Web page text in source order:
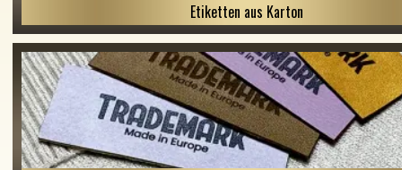
Etiketten aus Karton